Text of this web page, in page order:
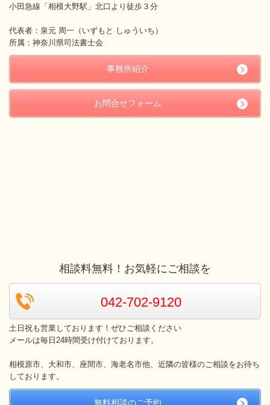
小田急線「相模大野駅」北口より徒歩３分
代表者：泉元 周一（いずもと しゅういち）
所属：神奈川県司法書士会
事務所紹介
お問合せフォーム
相談料無料！お気軽にご相談を
042-702-9120
土日祝も営業しております！ぜひご相談ください
メールは毎日24時間受け付けております。
相模原市、大和市、座間市、海老名市他、近隣の皆様のご相談をお待ち
しております。
無料相談のご予約